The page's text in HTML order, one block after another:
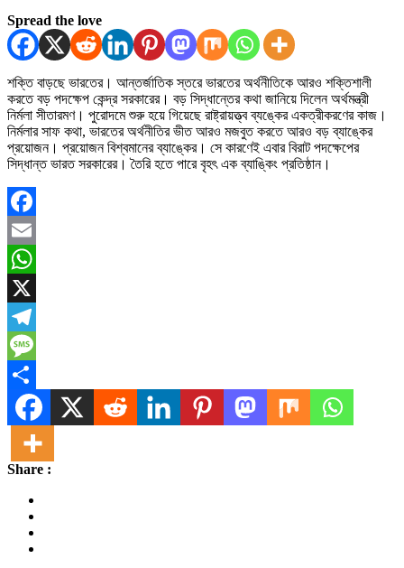
Spread the love
শক্তি বাড়ছে ভারতের। আন্তর্জাতিক স্তরে ভারতের অর্থনীতিকে আরও শক্তিশালী
করতে বড় পদক্ষেপ কেন্দ্র সরকারের। বড় সিদ্ধান্তের কথা জানিয়ে দিলেন অর্থমন্ত্রী
নির্মলা সীতারমণ। পুরোদমে শুরু হয়ে গিয়েছে রাষ্ট্রায়ত্ত্ব ব্যঙ্কের একত্রীকরণের কাজ।
নির্মলার সাফ কথা, ভারতের অর্থনীতির ভীত আরও মজবুত করতে আরও বড় ব্যাঙ্কের
প্রয়োজন। প্রয়োজন বিশ্বমানের ব্যাঙ্কের। সে কারণেই এবার বিরাট পদক্ষেপের
সিদ্ধান্ত ভারত সরকারের। তৈরি হতে পারে বৃহৎ এক ব্যাঙ্কিং প্রতিষ্ঠান।
Facebook
Email
WhatsApp
X
Telegram
Message
Share
Share :